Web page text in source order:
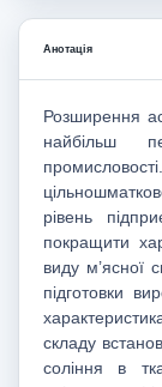
Анотація
Розширення
найбільш
рівень
покращити
виду м’ясної
підготовки
складу
соління в